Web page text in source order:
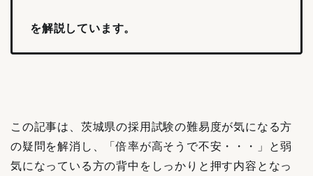
を解説しています。
この記事は、茨城県の採用試験の難易度が気になる方
の疑問を解消し、「倍率が高そうで不安・・・」と弱
気になっている方の背中をしっかりと押す内容となっ